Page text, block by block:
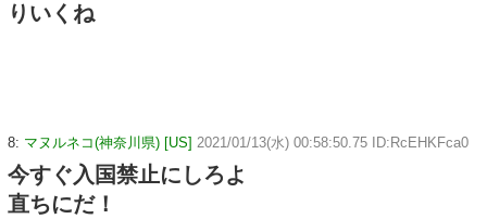
りいくね
8: マヌルネコ(神奈川県) [US] 2021/01/13(水) 00:58:50.75 ID:RcEHKFca0
今すぐ入国禁止にしろよ
直ちにだ！